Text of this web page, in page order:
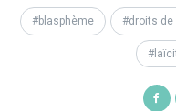
blasphème droits